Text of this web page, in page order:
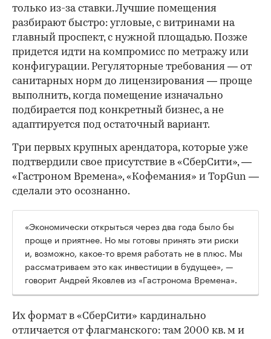
только из-за ставки. Лучшие помещения
разбирают быстро: угловые, с витринами на
главный проспект, с нужной площадью. Позже
придется идти на компромисс по метражу или
конфигурации. Регуляторные требования — от
санитарных норм до лицензирования — проще
выполнить, когда помещение изначально
подбирается под конкретный бизнес, а не
адаптируется под остаточный вариант.
Три первых крупных арендатора, которые уже
подтвердили свое присутствие в «СберСити», —
«Гастроном Времена», «Кофемания» и TopGun —
сделали это осознанно.
«Экономически открыться через два года было бы
проще и приятнее. Но мы готовы принять эти риски
и, возможно, какое-то время работать не в плюс. Мы
рассматриваем это как инвестиции в будущее», —
говорит Андрей Яковлев из «Гастронома Времена».
Их формат в «СберСити» кардинально
отличается от флагманского: там 2000 кв. м и